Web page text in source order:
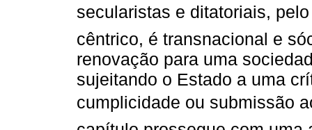
secularistas e ditatoriais,
cêntrico, é transnacional e
renovação para uma
sujeitando o Estado a uma
cumplicidade ou submissão